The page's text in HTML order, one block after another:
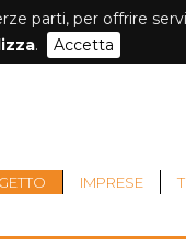
IMPRESE
parti, per offrire
. Accetta